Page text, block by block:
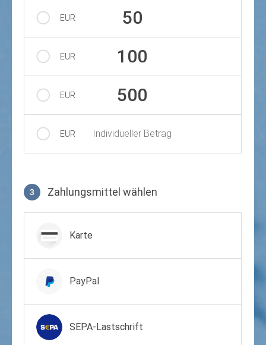
EUR 50
EUR 100
EUR 500
EUR Individueller Betrag
3 Zahlungsmittel wählen
Karte
PayPal
SEPA-Lastschrift